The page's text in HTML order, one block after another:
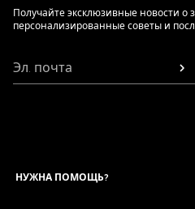
Получайте эксклюзивные новости о
персонализированные советы и
Эл. почта
НУЖНА ПОМОЩЬ?